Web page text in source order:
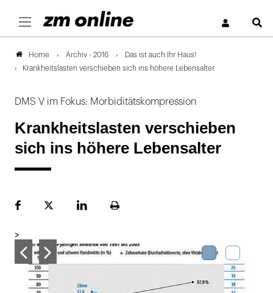
Home Archiv - 2016
Das ist auch Ihr Haus!
Krankheitslasten verschieben sich ins höhere Lebensalter
DMS V im Fokus: Morbiditätskompression
Krankheitslasten verschieben
sich ins höhere Lebensalter
FacebookPlattformLinekdInSeite
>